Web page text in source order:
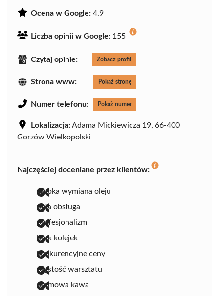
Ocena w Google: 4.9
Liczba opinii w Google: 155
Czytaj opinie: Zobacz profil
Strona www: Pokaż stronę
Numer telefonu: Pokaż numer
Lokalizacja:Adama Mickiewicza 19, 66-400
Gorzów Wielkopolski
Najczęściej doceniane przez klientów:
szybka wymiana oleju
miła obsługa
profesjonalizm
brak kolejek
konkurencyjne ceny
czystość warsztatu
darmowa kawa